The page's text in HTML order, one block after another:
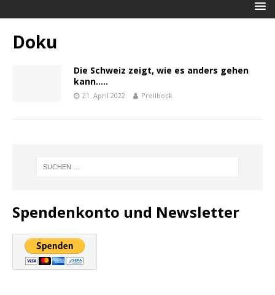
Doku
Die Schweiz zeigt, wie es anders gehen
kann…..
21. April 2022 Prellbock
Spendenkonto und Newsletter